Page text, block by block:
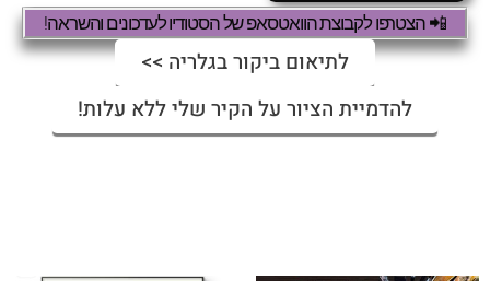
📲 הצטרפו לקבוצת הוואטסאפ של הסטודיו לעדכונים והשראה!
לתיאום ביקור בגלריה >>
להדמיית הציור על הקיר שלי ללא עלות!